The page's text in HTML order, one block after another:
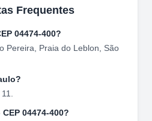
Frequentes
04474-400?
Pereira
Praia do Leblon
São
?
11
04474-400?